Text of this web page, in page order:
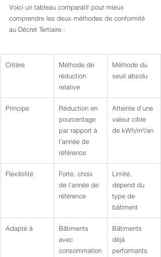
Voici un tableau comparatif pour mieux
comprendre les deux méthodes de conformité
au Décret Tertiaire :
Critère
Méthode de
réduction
relative
Méthode du
seuil absolu
Principe
Réduction en
pourcentage
par rapport à
l’année de
référence
Atteinte d’une
valeur cible
de kWh/m²/an
Flexibilité
Forte, choix
de l’année de
référence
Limité,
dépend du
type de
bâtiment
Adapté à
Bâtiments
avec
consommation
Bâtiments
déjà
performants